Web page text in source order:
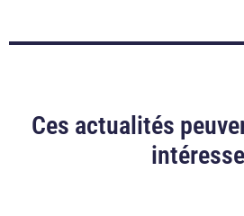
Ces actualités